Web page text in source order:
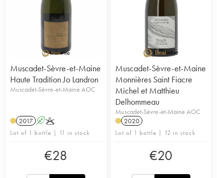
Muscadet-Sèvre-et-Maine
Haute Tradition Jo Landron
Muscadet-Sèvre-et-Maine AOC
2017 AK
Lot of 1 bottle | 11 in stock
€28
Muscadet-Sèvre-et-Maine
Monnières Saint Fiacre
Michel et Matthieu
Delhommeau
Muscadet-Sèvre-et-Maine AOC
2020
Lot of 1 bottle | 12 in stock
€20